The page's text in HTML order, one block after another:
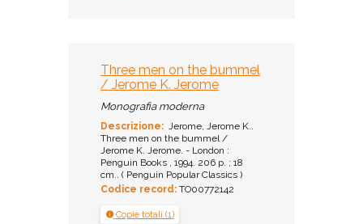
Three men on the bummel
/ Jerome K. Jerome
Monografia moderna
Descrizione: Jerome, Jerome K..
Three men on the bummel /
Jerome K. Jerome. - London :
Penguin Books , 1994. 206 p. ; 18
cm.. ( Penguin Popular Classics )
Codice record: TO00772142
Copie totali (1)